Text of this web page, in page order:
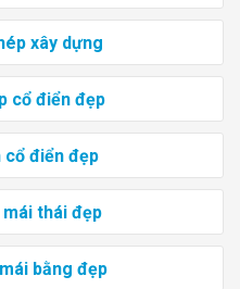
xây dựng
cổ điển đẹp
cổ điển đẹp
thái đẹp
bằng đẹp